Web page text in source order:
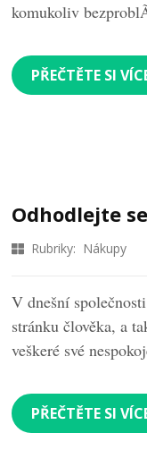
komukoliv
PŘEČTĚTE SI
Odhodlejte
Rubriky: Nákupy
V dnešní
stránku člověka, a
veškeré své
PŘEČTĚTE SI